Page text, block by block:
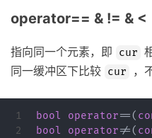
operator== & != & <
指向同一个元素，即 cur
同一缓冲区下比较 cur ，
1
2
bool operator==(
bool
operator!=(